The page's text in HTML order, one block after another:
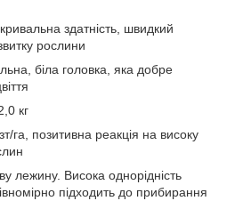
здатність, швидкий
рослини
біла головка, яка добре
кг
га, позитивна реакція на високу
лежину. Висока однорідність
підходить до прибирання